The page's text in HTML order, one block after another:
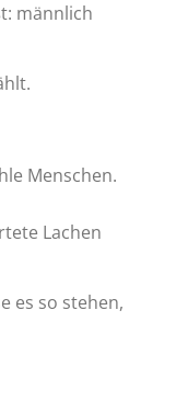
männlich
Menschen.
Lachen
es so stehen,